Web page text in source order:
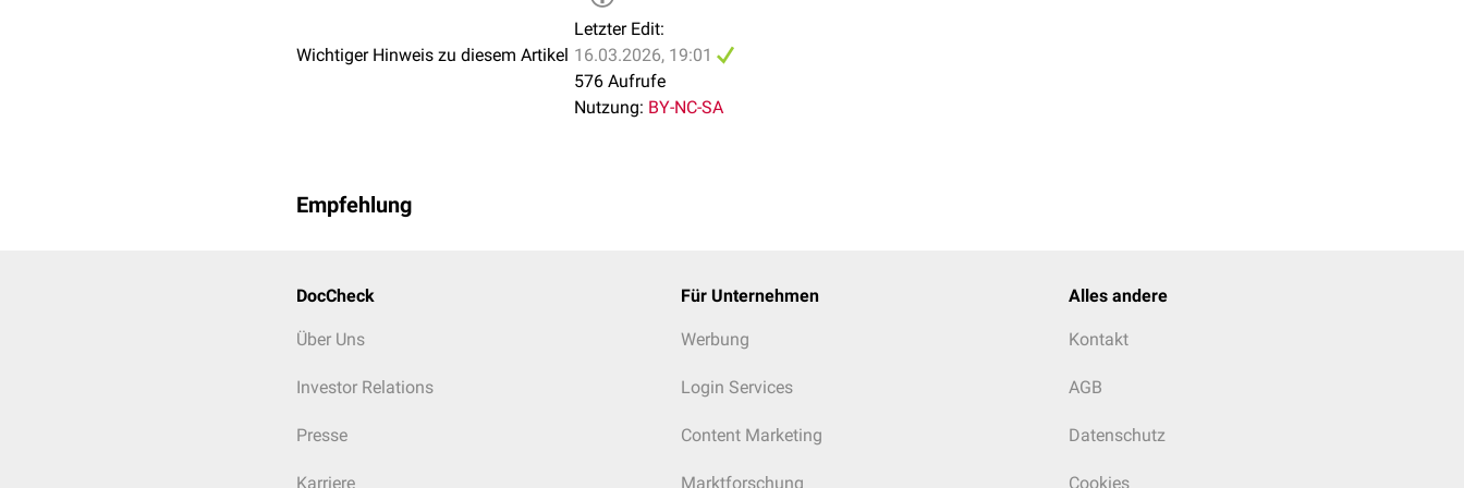
Wichtiger Hinweis zu diesem Artikel
Letzter Edit:
16.03.2026, 19:01
576 Aufrufe
Nutzung: BY-NC-SA
Empfehlung
DocCheck
Über Uns
Investor Relations
Presse
Karriere
Für Unternehmen
Werbung
Login Services
Content Marketing
Marktforschung
Alles andere
Kontakt
AGB
Datenschutz
Cookies